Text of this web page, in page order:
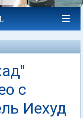
с
Иехуд